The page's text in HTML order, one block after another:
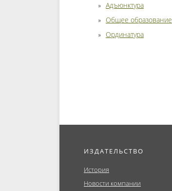
Адъюнктура
Общее образование
Ординатура
ИЗДАТЕЛЬСТВО
История
Новости компании